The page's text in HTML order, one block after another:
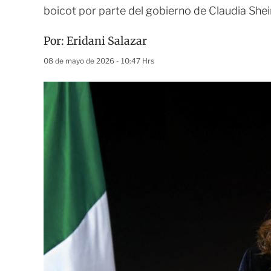
boicot por parte del gobierno de Claudia
Por: Eridani Salazar
08 de mayo de 2026 - 10:47 Hrs